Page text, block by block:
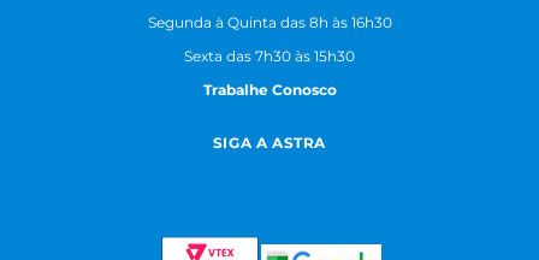
Segunda à Quinta das 8h às 16h30
Sexta das 7h30 às 15h30
Trabalhe Conosco
SIGA A ASTRA